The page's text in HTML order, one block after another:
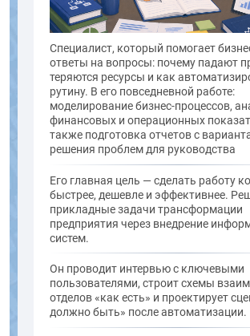
Специалист, который помогает
ответы на вопросы: почему падают
теряются ресурсы и как
рутину. В его повседневной работе:
моделирование бизнес-процессов,
финансовых и операционных
также подготовка отчетов с
решения проблем для руководства
Его главная цель — сделать работу
быстрее, дешевле и эффективнее.
прикладные задачи трансформации
предприятия через внедрение
систем.
Он проводит интервью с ключевыми
пользователями, строит схемы
отделов «как есть» и проектирует
должно быть» после автоматизации.